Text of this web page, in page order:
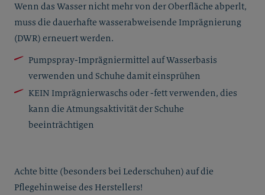
Wenn das Wasser nicht mehr von der Oberfläche abperlt,
muss die dauerhafte wasserabweisende Imprägnierung
(DWR) erneuert werden.
Pumpspray-Imprägniermittel auf Wasserbasis
verwenden und Schuhe damit einsprühen
KEIN Imprägnierwaschs oder -fett verwenden, dies
kann die Atmungsaktivität der Schuhe
beeinträchtigen
Achte bitte (besonders bei Lederschuhen) auf die
Pflegehinweise des Herstellers!